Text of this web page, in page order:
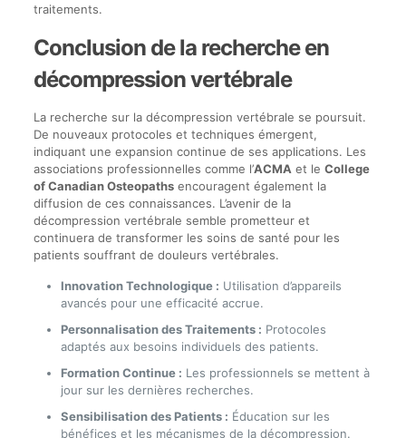
traitements.
Conclusion de la recherche en
décompression vertébrale
La recherche sur la décompression vertébrale se poursuit.
De nouveaux protocoles et techniques émergent,
indiquant une expansion continue de ses applications. Les
associations professionnelles comme l’ACMA et le College
of Canadian Osteopathsencouragent également la
diffusion de ces connaissances. L’avenir de la
décompression vertébrale semble prometteur et
continuera de transformer les soins de santé pour les
patients souffrant de douleurs vertébrales.
Innovation Technologique : Utilisation d’appareils
avancés pour une efficacité accrue.
Personnalisation des Traitements : Protocoles
adaptés aux besoins individuels des patients.
Formation Continue : Les professionnels se mettent à
jour sur les dernières recherches.
Sensibilisation des Patients : Éducation sur les
bénéfices et les mécanismes de la décompression.